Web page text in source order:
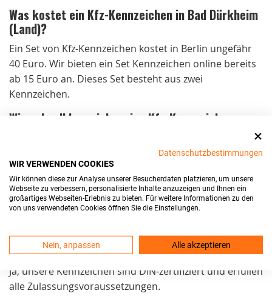
Was kostet ein Kfz-Kennzeichen in Bad Dürkheim
(Land)?
Ein Set von Kfz-Kennzeichen kostet in Berlin ungefähr
40 Euro. Wir bieten ein Set Kennzeichen online bereits
ab 15 Euro an. Dieses Set besteht aus zwei
Kennzeichen.
Wie schnell kann ich meine Kfz-Kennzeichen
Bei Bestellungen bis 15 Uhr von Montag bis
Donnerstag und bis 14 Uhr am Freitag versenden wir
die Kennzeichen noch am selben Tag. Der Versand ist
kostenlos und die Lieferung erfolgt in der Regel
innerhalb von 24 Stunden.
Sind Ihre Kfz-Kennzeichen in Bad Dürkheim (Land)
zulassungsfähig?
Ja, unsere Kennzeichen sind DIN-zertifiziert und erfüllen
alle Zulassungsvoraussetzungen.
Datenschutzbestimmungen
WIR VERWENDEN COOKIES
Wir können diese zur Analyse unserer Besucherdaten platzieren, um unsere
Webseite zu verbessern, personalisierte Inhalte anzuzeigen und Ihnen ein
großartiges Webseiten-Erlebnis zu bieten. Für weitere Informationen zu den
von uns verwendeten Cookies öffnen Sie die Einstellungen.
Nein, anpassen Alle akzeptieren